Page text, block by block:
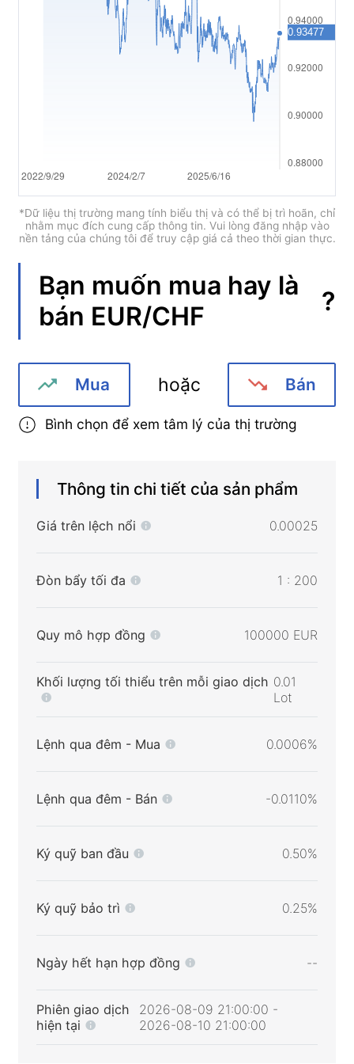
Tiếng việt
Bahasa Indonesia
Bahasa Melayu
*Dữ liệu thị trường mang tính biểu thị và có thể bị trì hoãn, chỉ
nhằm mục đích cung cấp thông tin. Vui lòng đăng nhập vào
nền tảng của chúng tôi để truy cập giá cả theo thời gian thực.
Bạn muốn mua hay là
bán EUR/CHF ?
Mua hoặc Bán
Bình chọn để xem tâm lý của thị trường
Thông tin chi tiết của sản phẩm
Giá trên lệch nổi 0.00025
Đòn bẩy tối đa 1 : 200
Quy mô hợp đồng 100000 EUR
Khối lượng tối thiểu trên mỗi giao dịch 0.01
Lot
Lệnh qua đêm - Mua 0.0006%
Lệnh qua đêm - Bán -0.0110%
Ký quỹ ban đầu 0.50%
Ký quỹ bảo trì 0.25%
Ngày hết hạn hợp đồng --
Phiên giao dịch
hiện tại
2026-08-09 21:00:00 -
2026-08-10 21:00:00